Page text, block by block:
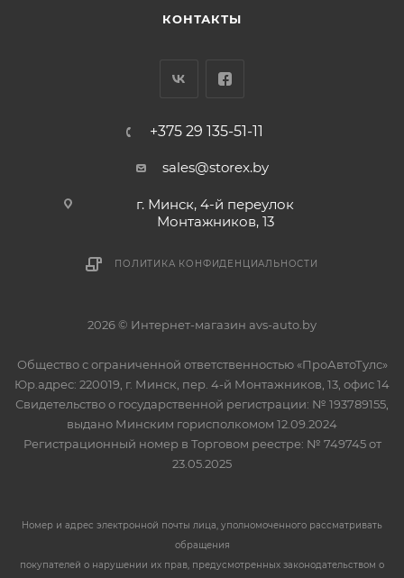
КОНТАКТЫ
+375 29 135-51-11
sales@storex.by
г. Минск, 4-й переулок
Монтажников, 13
ПОЛИТИКА КОНФИДЕНЦИАЛЬНОСТИ
2026 © Интернет-магазин avs-auto.by
Общество с ограниченной ответственностью «ПроАвтоТулс»
Юр.адрес: 220019, г. Минск, пер. 4-й Монтажников, 13, офис 14
Свидетельство о государственной регистрации: № 193789155,
выдано Минским горисполкомом 12.09.2024
Регистрационный номер в Торговом реестре: № 749745 от
23.05.2025
Номер и адрес электронной почты лица, уполномоченного рассматривать
обращения
покупателей о нарушении их прав, предусмотренных законодательством о